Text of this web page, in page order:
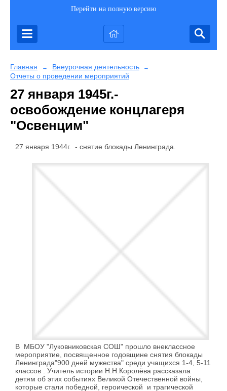
Перейти на полную версию
Главная → Внеурочная деятельность →
Отчеты о проведении мероприятий
27 января 1945г.-
освобождение концлагеря
"Освенцим"
27 января 1944г. - снятие блокады Ленинграда.
В МБОУ "Луковниковская СОШ" прошло внеклассное
мероприятие, посвященное годовщине снятия блокады
Ленинграда"900 дней мужества" среди учащихся 1-4, 5-11
классов . Учитель истории Н.Н.Королёва рассказала
детям об этих событиях Великой Отечественной войны,
которые стали победной, героической и трагической